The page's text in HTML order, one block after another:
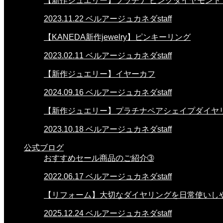
2023.11.22 ベルアージュカネダstaff
【KANEDA新作jewelry】ピンキーリング
2023.02.11 ベルアージュカネダstaff
【新作ジュエリー】イヤーカフ
2024.09.16 ベルアージュカネダstaff
【新作ジュエリー】プラチナペアシェイプダイヤ
2023.10.18 ベルアージュカネダstaff
公式ブログ
おすすめセール商品のご紹介➂
2022.06.17 ベルアージュカネダstaff
【リフォーム】大切なダイヤリングを日常使いし
2025.12.24 ベルアージュカネダstaff